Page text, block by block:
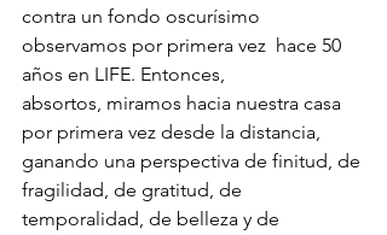
contra un fondo oscurísimo
observamos por primera vez  hace 50
años en LIFE. Entonces,
absortos, miramos hacia nuestra casa
por primera vez desde la distancia,
ganando una perspectiva de finitud, de
fragilidad, de gratitud, de
temporalidad, de belleza y de